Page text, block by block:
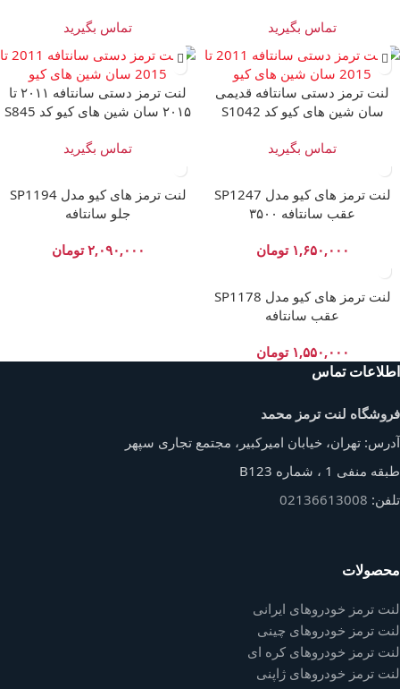
تماس بگیرید تماس بگیرید
لنت ترمز دستی سانتافه قدیمی
سان شین های کیو کد S1042
تماس بگیرید
لنت ترمز دستی سانتافه ۲۰۱۱ تا
۲۰۱۵ سان شین های کیو کد S845
تماس بگیرید
لنت ترمز های کیو مدل SP1247
عقب سانتافه ۳۵۰۰
۱,۶۵۰,۰۰۰ تومان
لنت ترمز های کیو مدل SP1194
جلو سانتافه
۲,۰۹۰,۰۰۰ تومان
لنت ترمز های کیو مدل SP1178
عقب سانتافه
۱,۵۵۰,۰۰۰ تومان
اطلاعات تماس
فروشگاه لنت ترمز محمد
آدرس: تهران، خیابان امیرکبیر، مجتمع تجاری سپهر
طبقه منفی 1 ، شماره B123
تلفن: 02136613008
محصولات
لنت ترمز خودروهای ایرانی
لنت ترمز خودروهای چینی
لنت ترمز خودروهای کره ای
لنت ترمز خودروهای ژاپنی